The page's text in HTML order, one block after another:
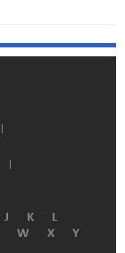
J K
L
W X
Y